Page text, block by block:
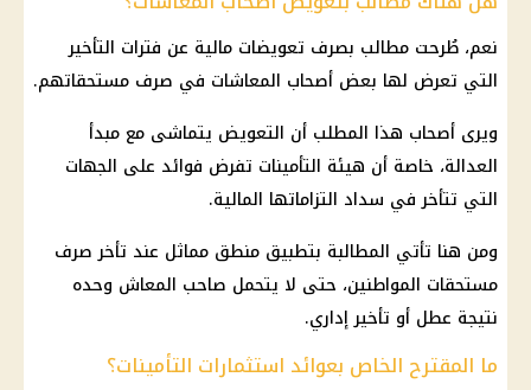
نعم، طُرحت مطالب بصرف تعويضات مالية عن فترات التأخير
التي تعرض لها بعض أصحاب المعاشات في صرف مستحقاتهم.
ويرى أصحاب هذا المطلب أن التعويض يتماشى مع مبدأ
العدالة، خاصة أن هيئة التأمينات تفرض فوائد على الجهات
التي تتأخر في سداد التزاماتها المالية.
ومن هنا تأتي المطالبة بتطبيق منطق مماثل عند تأخر صرف
مستحقات المواطنين، حتى لا يتحمل صاحب المعاش وحده
نتيجة عطل أو تأخير إداري.
ما المقترح الخاص بعوائد استثمارات التأمينات؟